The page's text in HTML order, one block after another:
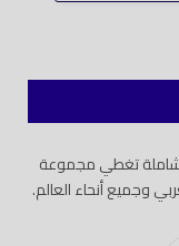
شاملة تغطي مجموعة
وجميع أنحاء العالم.